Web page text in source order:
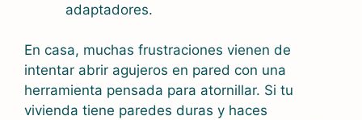
adaptadores.
En casa, muchas frustraciones vienen de
intentar abrir agujeros en pared con una
herramienta pensada para atornillar. Si tu
vivienda tiene paredes duras y haces